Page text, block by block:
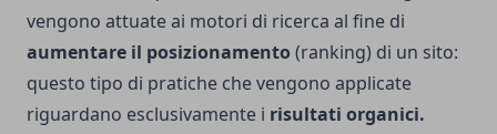
vengono attuate ai motori di ricerca al fine di
aumentare il posizionamento (ranking) di un sito:
questo tipo di pratiche che vengono applicate
riguardano esclusivamente i risultati organici.